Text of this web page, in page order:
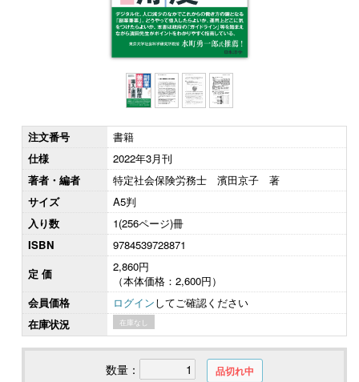
注文番号
書籍
仕様
2022年3月刊
著者・編者
特定社会保険労務士 濱田京子 著
サイズ
A5判
入り数
1(256ページ)冊
ISBN
9784539728871
定 価
2,860円
（本体価格：2,600円）
会員価格
ログインしてご確認ください
在庫状況
在庫なし
数量： 品切れ中